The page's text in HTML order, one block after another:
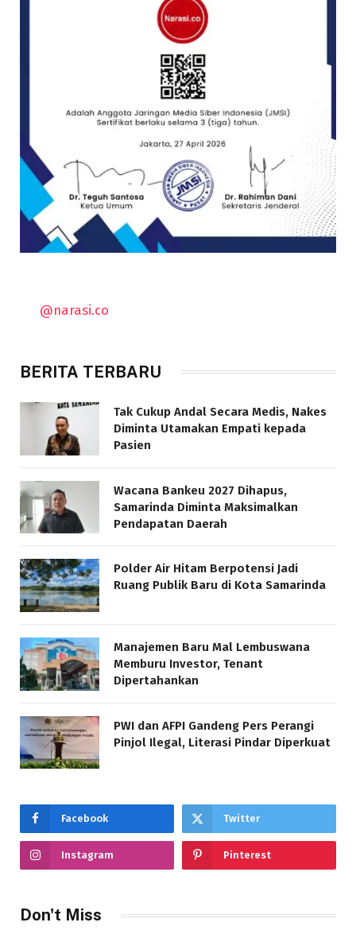
@narasi.co
BERITA TERBARU
Tak Cukup Andal Secara Medis, Nakes
Diminta Utamakan Empati kepada
Pasien
Wacana Bankeu 2027 Dihapus,
Samarinda Diminta Maksimalkan
Pendapatan Daerah
Polder Air Hitam Berpotensi Jadi
Ruang Publik Baru di Kota Samarinda
Manajemen Baru Mal Lembuswana
Memburu Investor, Tenant
Dipertahankan
PWI dan AFPI Gandeng Pers Perangi
Pinjol Ilegal, Literasi Pindar Diperkuat
Facebook Twitter
Instagram Pinterest
Don't Miss